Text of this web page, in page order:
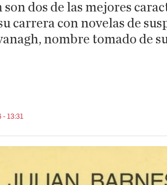
dos de las mejores
carrera con novelas de
nombre tomado de
- 13:31